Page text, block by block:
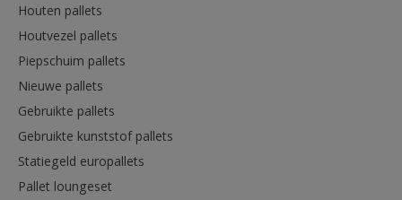
Houten pallets
Houtvezel pallets
Piepschuim pallets
Nieuwe pallets
Gebruikte pallets
Gebruikte kunststof pallets
Statiegeld europallets
Pallet loungeset